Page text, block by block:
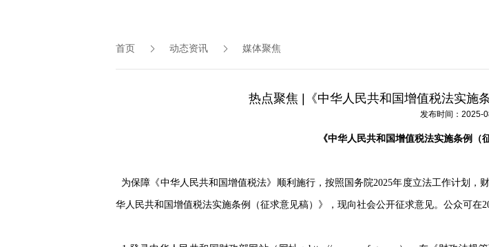
首页 动态资讯 媒体聚焦
热点聚焦 |《中华人民共和国增值税法实施
发布时间：2025-
《中华人民共和国增值税法实施条例（
为保障《中华人民共和国增值税法》顺利施行，按照国务院2025年度立法工作计划
华人民共和国增值税法实施条例（征求意见稿）》，现向社会公开征求意见。公众可在